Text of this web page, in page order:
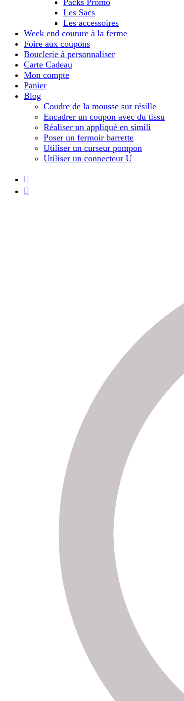
Packs Promo
Les Sacs
Les accessoires
Week end couture à la ferme
Foire aux coupons
Bouclerie à personnaliser
Carte Cadeau
Mon compte
Panier
Blog
Coudre de la mousse sur résille
Encadrer un coupon avec du tissu
Réaliser un appliqué en simili
Poser un fermoir barrette
Utiliser un curseur pompon
Utiliser un connecteur U